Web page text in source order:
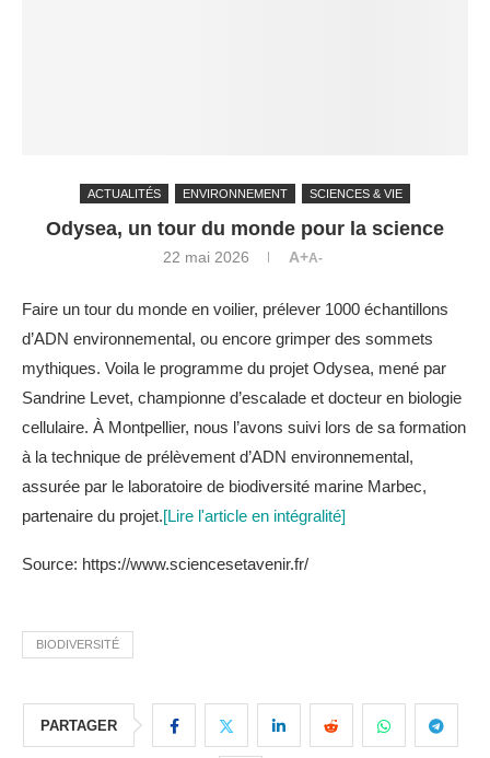
ACTUALITÉS ENVIRONNEMENT SCIENCES & VIE
Odysea, un tour du monde pour la science
22 mai 2026 A+A-
Faire un tour du monde en voilier, prélever 1000 échantillons
d’ADN environnemental, ou encore grimper des sommets
mythiques. Voila le programme du projet Odysea, mené par
Sandrine Levet, championne d’escalade et docteur en biologie
cellulaire. À Montpellier, nous l’avons suivi lors de sa formation
à la technique de prélèvement d’ADN environnemental,
assurée par le laboratoire de biodiversité marine Marbec,
partenaire du projet.[Lire l'article en intégralité]
Source: https://www.sciencesetavenir.fr/
BIODIVERSITÉ
PARTAGER